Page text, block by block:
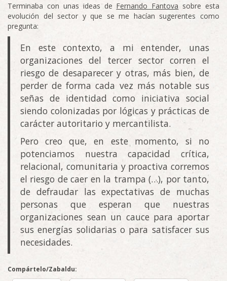
Terminaba con unas ideas de Fernando Fantova sobre esta
evolución del sector y que se me hacían sugerentes como
pregunta:
En este contexto, a mi entender, unas
organizaciones del tercer sector corren el
riesgo de desaparecer y otras, más bien, de
perder de forma cada vez más notable sus
señas de identidad como iniciativa social
siendo colonizadas por lógicas y prácticas de
carácter autoritario y mercantilista.
Pero creo que, en este momento, si no
potenciamos nuestra capacidad crítica,
relacional, comunitaria y proactiva corremos
el riesgo de caer en la trampa (…), por tanto,
de defraudar las expectativas de muchas
personas que esperan que nuestras
organizaciones sean un cauce para aportar
sus energías solidarias o para satisfacer sus
necesidades.
Compártelo/Zabaldu: